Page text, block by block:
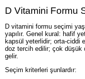
D Vitamini Formu
D vitamini formu seçimi
yapılır. Genel kural: hafif
kapsül yeterlidir; orta-ciddi
doz tercih edilir; çok düşük
gelir.
Seçim kriterleri şunlardır: